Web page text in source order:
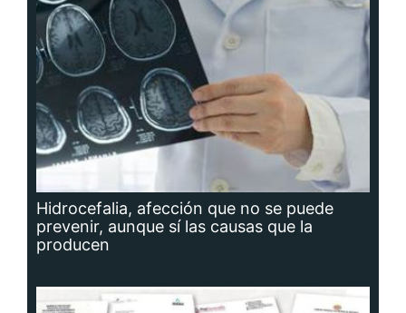
Hidrocefalia, afección que no se puede
prevenir, aunque sí las causas que la
producen